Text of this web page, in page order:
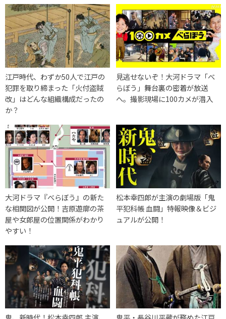
江戸時代、わずか50人で江戸の
犯罪を取り締まった「火付盗賊
改」はどんな組織構成だったの
か？
見逃せないぞ！大河ドラマ「べ
らぼう」舞台裏の密着が放送
へ。撮影現場に100カメが潜入
大河ドラマ『べらぼう』の新た
な相関図が公開！吉原遊廓の茶
屋や女郎屋の位置関係がわかり
やすい！
松本幸四郎が主演の劇場版「鬼
平犯科帳 血闘」特報映像＆ビジ
ュアルが公開！